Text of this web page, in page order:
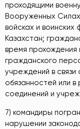
проходящими
Вооруженных Силах
войсках и воинских
Казахстан;
время прохождения
гражданского
учреждений в
обязанностей или
соединений и
7) командиры
нарушении